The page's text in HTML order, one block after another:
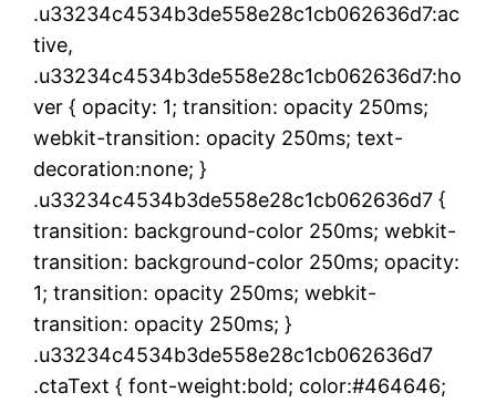
.u33234c4534b3de558e28c1cb062636d7:ac
tive,
.u33234c4534b3de558e28c1cb062636d7:ho
ver { opacity: 1; transition: opacity 250ms;
webkit-transition: opacity 250ms; text-
decoration:none; }
.u33234c4534b3de558e28c1cb062636d7 {
transition: background-color 250ms; webkit-
transition: background-color 250ms; opacity:
1; transition: opacity 250ms; webkit-
transition: opacity 250ms; }
.u33234c4534b3de558e28c1cb062636d7
.ctaText { font-weight:bold; color:#464646;